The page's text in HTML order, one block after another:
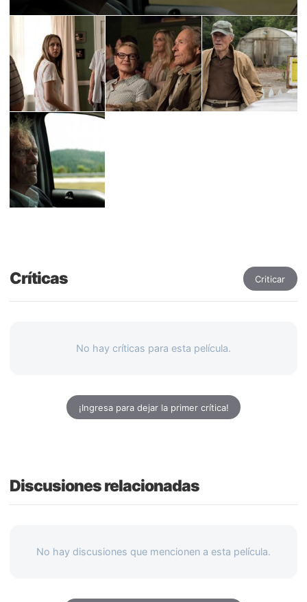
Críticas Criticar
No hay críticas para esta película.
¡Ingresa para dejar la primer crítica!
Discusiones relacionadas
No hay discusiones que mencionen a esta película.